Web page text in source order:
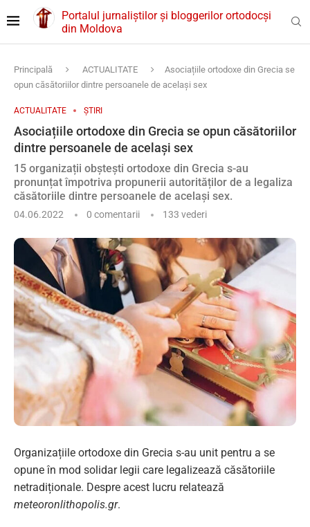
Portalul jurnaliștilor și bloggerilor ortodocși
din Moldova
Principală ACTUALITATE
Asociațiile ortodoxe din Grecia se
opun căsătoriilor dintre persoanele de același sex
ACTUALITATE ȘTIRI
Asociațiile ortodoxe din Grecia se opun căsătoriilor
dintre persoanele de același sex
15 organizații obștești ortodoxe din Grecia s-au
pronunțat împotriva propunerii autorităților de a legaliza
căsătoriile dintre persoanele de același sex.
04.06.2022 0 comentarii 133 vederi
Organizațiile ortodoxe din Grecia s-au unit pentru a se
opune în mod solidar legii care legalizează căsătoriile
netradiționale. Despre acest lucru relatează
meteoronlithopolis.gr.